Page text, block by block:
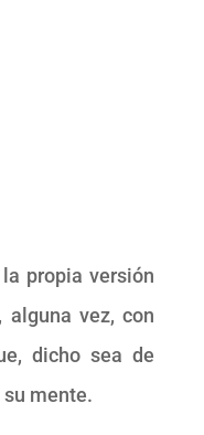
propia versión
alguna vez, con
dicho sea de
su mente.